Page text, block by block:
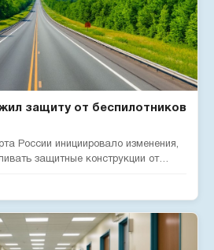
защиту от беспилотников
России инициировало изменения,
защитные конструкции от